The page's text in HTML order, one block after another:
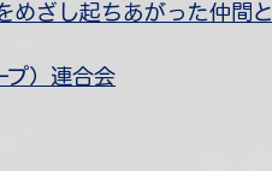
めざし起ちあがった仲間と
プ）連合会